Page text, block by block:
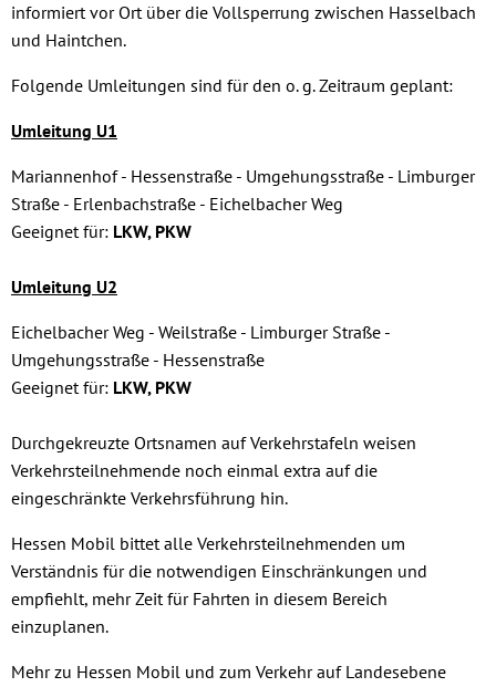
informiert vor Ort über die Vollsperrung zwischen Hasselbach
und Haintchen.
Folgende Umleitungen sind für den o. g. Zeitraum geplant:
Umleitung U1
Mariannenhof - Hessenstraße - Umgehungsstraße - Limburger
Straße - Erlenbachstraße - Eichelbacher Weg
Geeignet für: LKW, PKW
Umleitung U2
Eichelbacher Weg - Weilstraße - Limburger Straße -
Umgehungsstraße - Hessenstraße
Geeignet für: LKW, PKW
Durchgekreuzte Ortsnamen auf Verkehrstafeln weisen
Verkehrsteilnehmende noch einmal extra auf die
eingeschränkte Verkehrsführung hin.
Hessen Mobil bittet alle Verkehrsteilnehmenden um
Verständnis für die notwendigen Einschränkungen und
empfiehlt, mehr Zeit für Fahrten in diesem Bereich
einzuplanen.
Mehr zu Hessen Mobil und zum Verkehr auf Landesebene